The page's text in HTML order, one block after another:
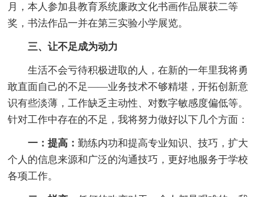
月，本人参加县教育系统廉政文化书画作品展获二等
奖，书法作品一并在第三实验小学展览。
三、让不足成为动力
生活不会亏待积极进取的人，在新的一年里我将勇
敢直面自己的不足——业务技术不够精堪，开拓创新意
识有些淡薄，工作缺乏主动性、对数字敏感度偏低等。
针对工作中存在的不足，我将努力做好以下几个方面：
一：提高：勤练内功和提高专业知识、技巧，扩大
个人的信息来源和广泛的沟通技巧，更好地服务于学校
各项工作。